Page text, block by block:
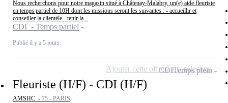
Nous recherchons pour notre magasin situé à Châtenay-Malabry, un(e) aide fleuriste
en temps partiel de 10H dont les missions seront les suivantes : - accueillir et
conseiller la clientèle - tenir la...
CDI - Temps partiel
Publié il y a 5 jours
Fleuriste (H/F) - CDI (H/F)
AMSHC - 75 - PARIS
CDITemps plein
Ajouter cette offre à ma sélection